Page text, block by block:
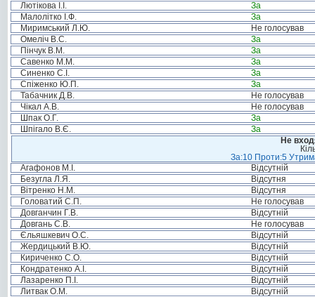
Лютікова І.І.
За
Малолітко І.Ф.
За
Миримський Л.Ю.
Не голосував
Омеліч В.С.
За
Пінчук В.М.
За
Савенко М.М.
За
Синенко С.І.
За
Спіженко Ю.П.
За
Табачник Д.В.
Не голосував
Чікал А.В.
Не голосував
Шпак О.Г.
За
Шпігало В.Є.
За
Не
За:10 Проти:5
Агафонов М.І.
Відсутній
Безугла Л.Я.
Відсутня
Вітренко Н.М.
Відсутня
Головатий С.П.
Не голосував
Довганчин Г.В.
Відсутній
Довгань С.В.
Не голосував
Єльяшкевич О.С.
Відсутній
Жердицький В.Ю.
Відсутній
Кириченко С.О.
Відсутній
Кондратенко А.І.
Відсутній
Лазаренко П.І.
Відсутній
Литвак О.М.
Відсутній